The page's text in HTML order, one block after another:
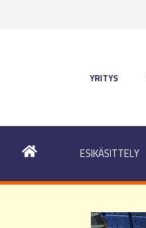
YRITYS
ESIKÄSITTELY